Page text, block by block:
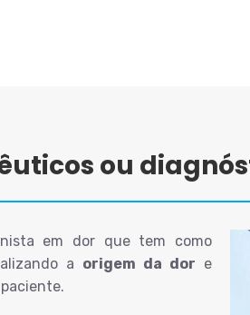
ou
em dor que tem como
a origem da dor e